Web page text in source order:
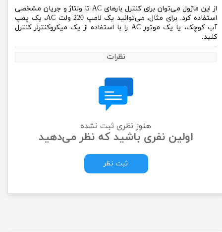
از این ماژول می‌توان برای کنترل بارهای AC تا ولتاژ و جریان مشخصی
استفاده کرد. برای مثال، می‌توانید یک لامپ 220 ولت AC، یک پمپ
آب کوچک، یا یک موتور AC را با استفاده از یک میکروکنترلر کنترل
کنید.
نظرات
هنوز نظری ثبت نشده
اولین نفری باشید که نظر می‌دهید
ثبت نظر